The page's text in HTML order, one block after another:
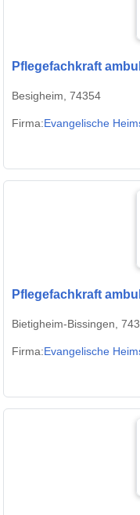
Pflegefachkraft
Besigheim, 74354
Firma:Evangelische
Pflegefachkraft
Bietigheim-Bissingen,
Firma:Evangelische